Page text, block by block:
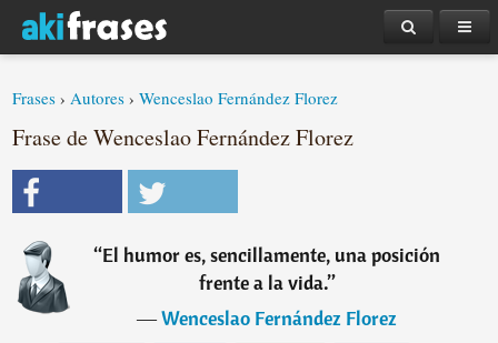
Frases ›Autores ›Wenceslao Fernández Florez
Frase de Wenceslao Fernández Florez
“El humor es, sencillamente, una posición
frente a la vida.”
―Wenceslao Fernández Florez